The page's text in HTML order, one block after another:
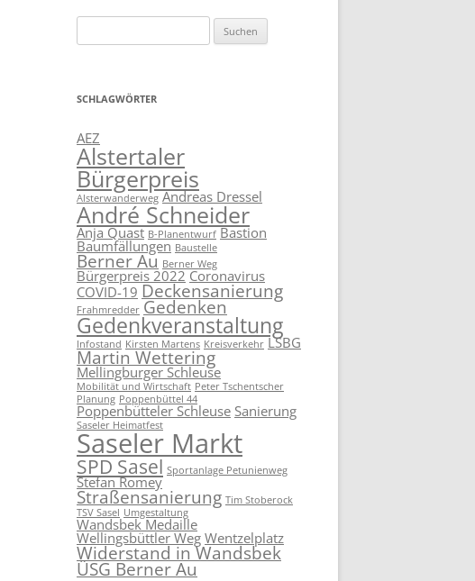
nach:
SCHLAGWÖRTER
AEZ
Alstertaler
Bürgerpreis
Alsterwanderweg Andreas Dressel
André Schneider
Anja Quast B-Planentwurf Bastion
Baumfällungen Baustelle
Berner Au Berner Weg
Bürgerpreis 2022Coronavirus
COVID-19 Deckensanierung
Frahmredder Gedenken
Gedenkveranstaltung
Infostand Kirsten Martens Kreisverkehr LSBG
Martin Wettering
Mellingburger Schleuse
Mobilität und Wirtschaft Peter Tschentscher
Planung Poppenbüttel 44
Poppenbütteler Schleuse Sanierung
Saseler Heimatfest
Saseler Markt
SPD Sasel Sportanlage Petunienweg
Stefan Romey
Straßensanierung Tim Stoberock
TSV Sasel Umgestaltung
Wandsbek Medaille
Wellingsbüttler WegWentzelplatz
Widerstand in Wandsbek
ÜSG Berner Au